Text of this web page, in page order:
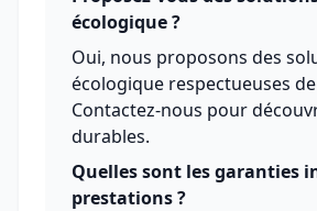
écologique ?
Oui, nous proposons des
écologique respectueuses
Contactez-nous pour
durables.
Quelles sont les garanties
prestations ?